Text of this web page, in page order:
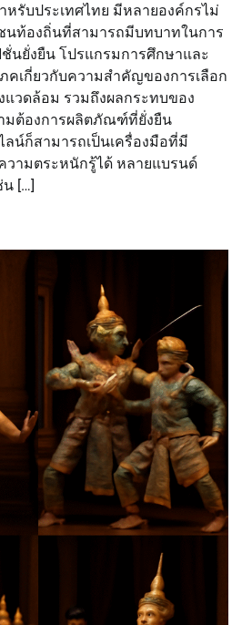
หรับประเทศไทย มีหลายองค์กรไม่
นท้องถิ่นที่สามารถมีบทบาทในการ
นยั่งยืน โปรแกรมการศึกษาและ
คเกี่ยวกับความสำคัญของการเลือก
วดล้อม รวมถึงผลกระทบของ
มต้องการผลิตภัณฑ์ที่ยั่งยืน
น์ก็สามารถเป็นเครื่องมือที่มี
วามตระหนักรู้ได้ หลายแบรนด์
[…]